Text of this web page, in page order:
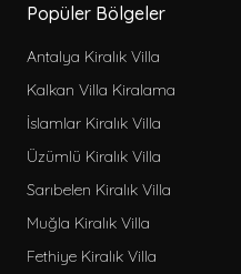
Popüler Bölgeler
Antalya Kiralık Villa
Kalkan Villa Kiralama
İslamlar Kiralık Villa
Üzümlü Kiralık Villa
Sarıbelen Kiralık Villa
Muğla Kiralık Villa
Fethiye Kiralık Villa